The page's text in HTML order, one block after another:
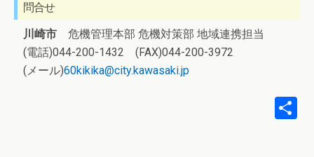
問合せ
川崎市 危機管理本部 危機対策部 地域連携担当
(電話)044-200-1432 (FAX)044-200-3972
(メール)60kikika@city.kawasaki.jp